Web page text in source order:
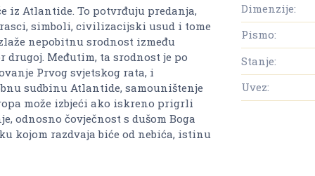
iz Atlantide. To potvrđuju predanja,
simboli, civilizacijski usud i tome
nepobitnu srodnost između
Međutim, ta srodnost je po
Prvog svjetskog rata, i
sudbinu Atlantide, samouništenje
može izbjeći ako iskreno prigrli
odnosno čovječnost s dušom Boga
kojom razdvaja biće od nebića, istinu
Dimenzije:
Pismo:
Stanje:
Uvez: